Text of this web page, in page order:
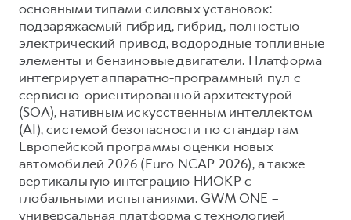
основными типами силовых установок:
подзаряжаемый гибрид, гибрид, полностью
электрический привод, водородные топливные
элементы и бензиновые двигатели. Платформа
интегрирует аппаратно-программный пул с
сервисно-ориентированной архитектурой
(SOA), нативным искусственным интеллектом
(AI), системой безопасности по стандартам
Европейской программы оценки новых
автомобилей 2026 (Euro NCAP 2026), а также
вертикальную интеграцию НИОКР с
глобальными испытаниями. GWM ONE –
универсальная платформа с технологией